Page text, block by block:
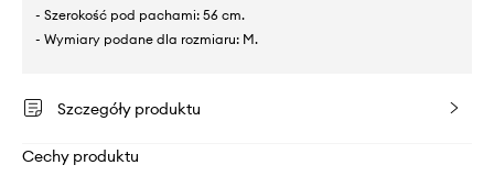
- Szerokość pod pachami: 56 cm.
- Wymiary podane dla rozmiaru: M.
Szczegóły produktu
Cechy produktu